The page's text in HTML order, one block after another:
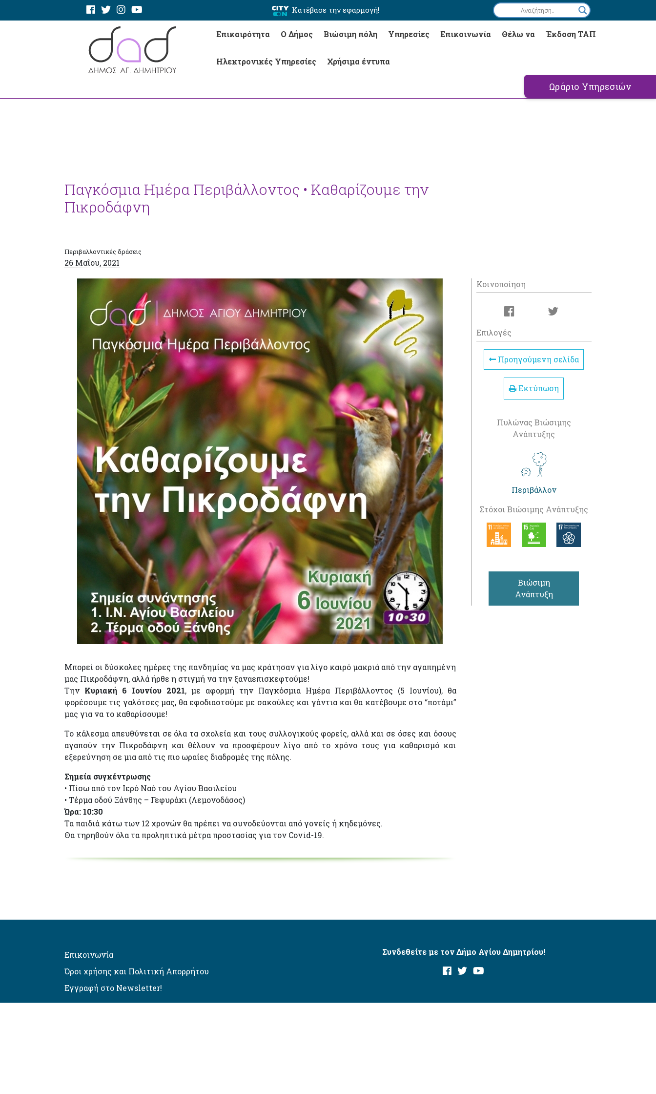
Κατέβασε την εφαρμογή!
Επικαιρότητα Ο Δήμος Βιώσιμη πόλη Υπηρεσίες Επικοινωνία Θέλω να Έκδοση ΤΑΠ
Ηλεκτρονικές Υπηρεσίες Χρήσιμα έντυπα
Ωράριο Υπηρεσιών
Παγκόσμια Ημέρα Περιβάλλοντος • Καθαρίζουμε την
Πικροδάφνη
Περιβαλλοντικές δράσεις
26 Μαΐου, 2021
Μπορεί οι δύσκολες ημέρες της πανδημίας να μας κράτησαν για λίγο καιρό μακριά από την αγαπημένη
μας Πικροδάφνη, αλλά ήρθε η στιγμή να την ξαναεπισκεφτούμε!
Την Κυριακή 6 Ιουνίου 2021, με αφορμή την Παγκόσμια Ημέρα Περιβάλλοντος (5 Ιουνίου), θα
φορέσουμε τις γαλότσες μας, θα εφοδιαστούμε με σακούλες και γάντια και θα κατέβουμε στο “ποτάμι”
μας για να το καθαρίσουμε!
Το κάλεσμα απευθύνεται σε όλα τα σχολεία και τους συλλογικούς φορείς, αλλά και σε όσες και όσους
αγαπούν την Πικροδάφνη και θέλουν να προσφέρουν λίγο από το χρόνο τους για καθαρισμό και
εξερεύνηση σε μια από τις πιο ωραίες διαδρομές της πόλης.
Σημεία συγκέντρωσης
• Πίσω από τον Ιερό Ναό του Αγίου Βασιλείου
• Τέρμα οδού Ξάνθης – Γεφυράκι (Λεμονοδάσος)
Ώρα: 10:30
Τα παιδιά κάτω των 12 χρονών θα πρέπει να συνοδεύονται από γονείς ή κηδεμόνες.
Θα τηρηθούν όλα τα προληπτικά μέτρα προστασίας για τον Covid-19.
Κοινοποίηση
Επιλογές
Προηγούμενη σελίδα
Εκτύπωση
Πυλώνας Βιώσιμης
Ανάπτυξης
Περιβάλλον
Στόχοι Βιώσιμης Ανάπτυξης
Βιώσιμη
Ανάπτυξη
Επικοινωνία
Όροι χρήσης και Πολιτική Απορρήτου
Εγγραφή στο Newsletter!
Συνδεθείτε με τον Δήμο Αγίου Δημητρίου!